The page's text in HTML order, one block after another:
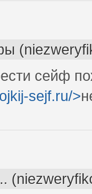
сейф
sejf.ru/>